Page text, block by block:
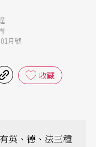
月號
收藏
英、德、法三種